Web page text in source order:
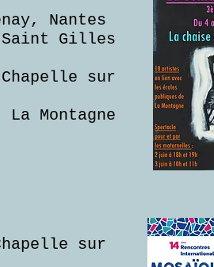
Nantes
Gilles
sur
Montagne
sur